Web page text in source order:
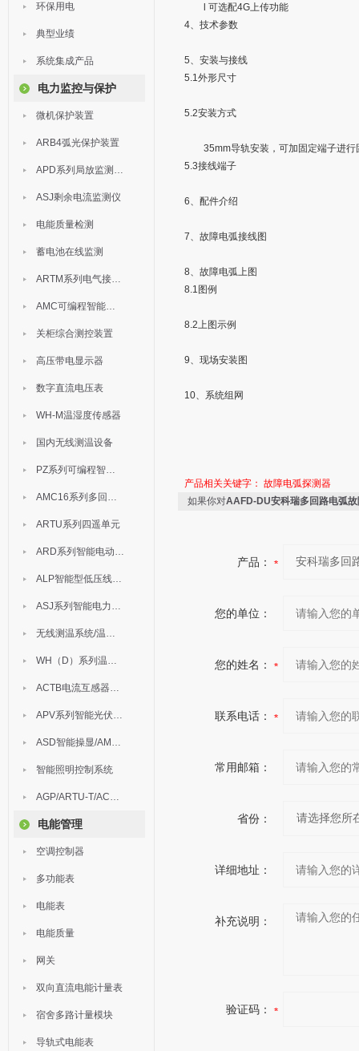
环保用电
典型业绩
系统集成产品
电力监控与保护
微机保护装置
ARB4弧光保护装置
APD系列局放监测装置
ASJ剩余电流监测仪
电能质量检测
蓄电池在线监测
ARTM系列电气接点测温装置
AMC可编程智能电测表
关柜综合测控装置
高压带电显示器
数字直流电压表
WH-M温湿度传感器
国内无线测温设备
PZ系列可编程智能表
AMC16系列多回路监控装置
ARTU系列四遥单元
ARD系列智能电动机保护器
ALP智能型低压线路保护装置
ASJ系列智能电力继电器
无线测温系统/温度巡检
WH（D）系列温湿度控制器
ACTB电流互感器过电压保护器
APV系列智能光伏汇流箱
ASD智能操显/AM中压保护
智能照明控制系统
AGP/ARTU-T/ACM/ADDC
电能管理
空调控制器
多功能表
电能表
电能质量
网关
双向直流电能计量表
宿舍多路计量模块
导轨式电能表
l 可选配4G上传功能
4、技术参数
5、安装与接线
5.1外形尺寸
5.2安装方式
35mm导轨安装，可加固定端子进行
5.3接线端子
6、配件介绍
7、故障电弧接线图
8、故障电弧上图
8.1图例
8.2上图示例
9、现场安装图
10、系统组网
产品相关关键字： 故障电弧探测器
如果你对AAFD-DU安科瑞多回路电弧
产品：
您的单位：
您的姓名：
联系电话：
常用邮箱：
省份：
详细地址：
补充说明：
验证码：